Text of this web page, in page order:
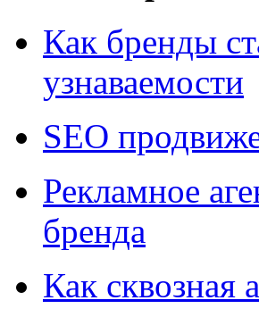
Как бренды
узнаваемости
SEO
Рекламное
бренда
Как сквозная